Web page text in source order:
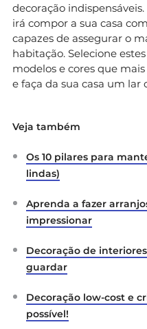
decoração
irá compor a sua casa
capazes de assegurar o
habitação. Selecione
modelos e cores que
e faça da sua casa um lar
Veja também
Os 10 pilares para
lindas)
Aprenda a fazer
impressionar
Decoração de
guardar
Decoração low-cost e
possível!